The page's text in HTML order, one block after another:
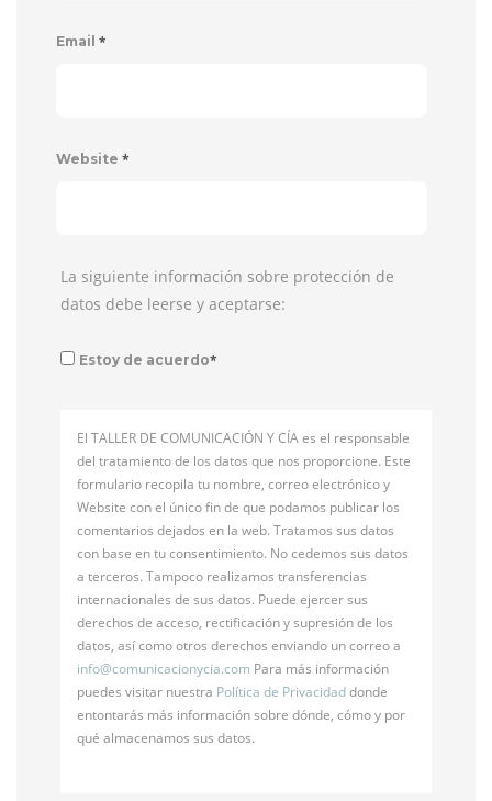
Email *
Website *
La siguiente información sobre protección de
datos debe leerse y aceptarse:
Estoy de acuerdo*
El TALLER DE COMUNICACIÓN Y CÍA es el responsable
del tratamiento de los datos que nos proporcione. Este
formulario recopila tu nombre, correo electrónico y
Website con el único fin de que podamos publicar los
comentarios dejados en la web. Tratamos sus datos
con base en tu consentimiento. No cedemos sus datos
a terceros. Tampoco realizamos transferencias
internacionales de sus datos. Puede ejercer sus
derechos de acceso, rectificación y supresión de los
datos, así como otros derechos enviando un correo a
info@comunicacionycia.com Para más información
puedes visitar nuestra Política de Privacidaddonde
entontarás más información sobre dónde, cómo y por
qué almacenamos sus datos.